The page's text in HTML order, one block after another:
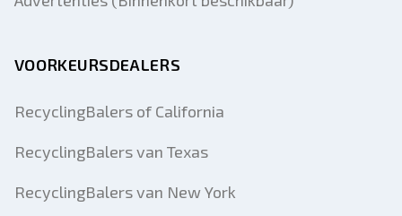
VOORKEURSDEALERS
RecyclingBalers of California
RecyclingBalers van Texas
RecyclingBalers van New York